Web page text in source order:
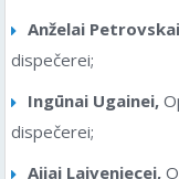
Anželai
dispečerei;
Ingūnai Ugainei,
dispečerei;
Aijai Laiveniecei,